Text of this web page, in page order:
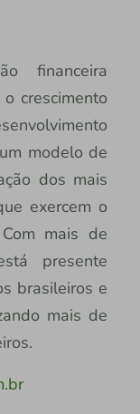
financeira
crescimento
modelo de
dos mais
exercem o
mais de
presente
brasileiros e
mais de